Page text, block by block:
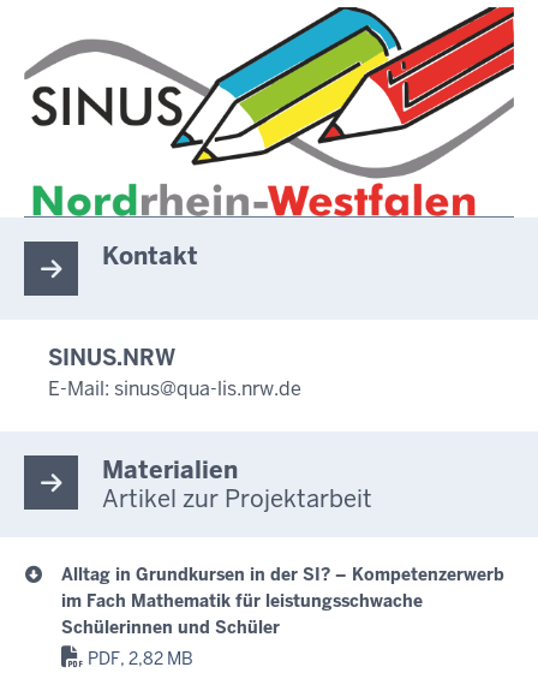
Kontakt
SINUS.NRW
E-Mail: sinus@qua-lis.nrw.de
Materialien
Artikel zur Projektarbeit
Alltag in Grundkursen in der SI? – Kompetenzerwerb
im Fach Mathematik für leistungsschwache
Schülerinnen und Schüler
PDF, 2,82 MB